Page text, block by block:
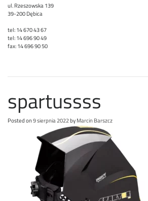
ul. Rzeszowska 139
39-200 Dębica
tel: 14 670 43 67
tel: 14 696 90 49
fax: 14 696 90 50
spartussss
Posted on9 sierpnia 2022byMarcin Barszcz